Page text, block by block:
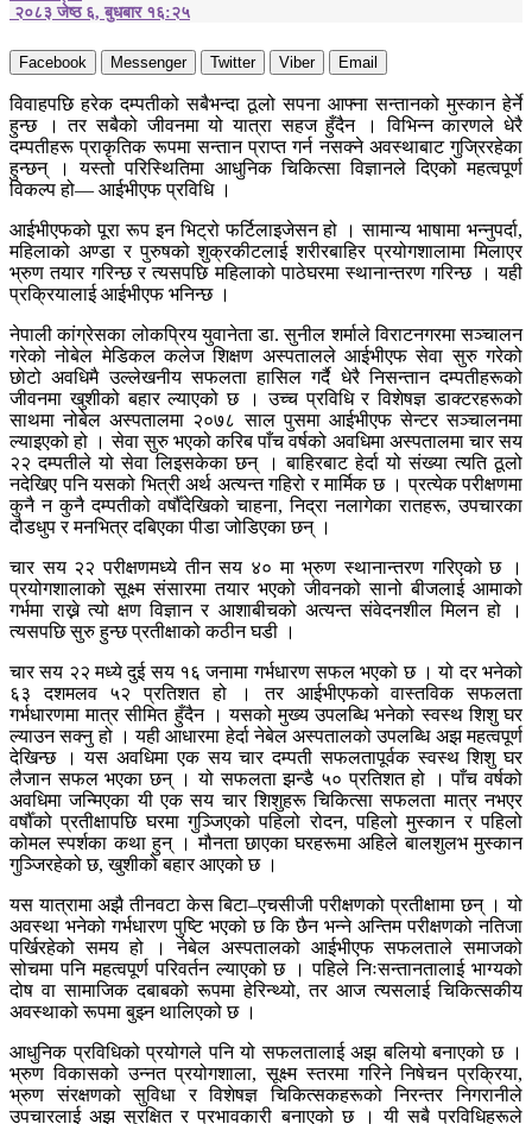
२०८३ जेष्ठ ६, बुधबार १६:२५
Facebook Messenger Twitter Viber Email
विवाहपछि हरेक दम्पतीको सबैभन्दा ठूलो सपना आफ्ना सन्तानको मुस्कान हेर्ने
हुन्छ । तर सबैको जीवनमा यो यात्रा सहज हुँदैन । विभिन्न कारणले धेरै
दम्पतीहरू प्राकृतिक रूपमा सन्तान प्राप्त गर्न नसक्ने अवस्थाबाट गुज्रिरहेका
हुन्छन् । यस्तो परिस्थितिमा आधुनिक चिकित्सा विज्ञानले दिएको महत्वपूर्ण
विकल्प हो— आईभीएफ प्रविधि ।
आईभीएफको पूरा रूप इन भिट्रो फर्टिलाइजेसन हो । सामान्य भाषामा भन्नुपर्दा,
महिलाको अण्डा र पुरुषको शुक्रकीटलाई शरीरबाहिर प्रयोगशालामा मिलाएर
भ्रुण तयार गरिन्छ र त्यसपछि महिलाको पाठेघरमा स्थानान्तरण गरिन्छ । यही
प्रक्रियालाई आईभीएफ भनिन्छ ।
नेपाली कांग्रेसका लोकप्रिय युवानेता डा. सुनील शर्माले विराटनगरमा सञ्चालन
गरेको नोबेल मेडिकल कलेज शिक्षण अस्पतालले आईभीएफ सेवा सुरु गरेको
छोटो अवधिमै उल्लेखनीय सफलता हासिल गर्दै धेरै निसन्तान दम्पतीहरूको
जीवनमा खुशीको बहार ल्याएको छ । उच्च प्रविधि र विशेषज्ञ डाक्टरहरूको
साथमा नोबेल अस्पतालमा २०७८ साल पुसमा आईभीएफ सेन्टर सञ्चालनमा
ल्याइएको हो । सेवा सुरु भएको करिब पाँच वर्षको अवधिमा अस्पतालमा चार सय
२२ दम्पतीले यो सेवा लिइसकेका छन् । बाहिरबाट हेर्दा यो संख्या त्यति ठूलो
नदेखिए पनि यसको भित्री अर्थ अत्यन्त गहिरो र मार्मिक छ । प्रत्येक परीक्षणमा
कुनै न कुनै दम्पतीको वर्षौँदेखिको चाहना, निद्रा नलागेका रातहरू, उपचारका
दौडधुप र मनभित्र दबिएका पीडा जोडिएका छन् ।
चार सय २२ परीक्षणमध्ये तीन सय ४० मा भ्रुण स्थानान्तरण गरिएको छ ।
प्रयोगशालाको सूक्ष्म संसारमा तयार भएको जीवनको सानो बीजलाई आमाको
गर्भमा राख्ने त्यो क्षण विज्ञान र आशाबीचको अत्यन्त संवेदनशील मिलन हो ।
त्यसपछि सुरु हुन्छ प्रतीक्षाको कठीन घडी ।
चार सय २२ मध्ये दुई सय १६ जनामा गर्भधारण सफल भएको छ । यो दर भनेको
६३ दशमलव ५२ प्रतिशत हो । तर आईभीएफको वास्तविक सफलता
गर्भधारणमा मात्र सीमित हुँदैन । यसको मुख्य उपलब्धि भनेको स्वस्थ शिशु घर
ल्याउन सक्नु हो । यही आधारमा हेर्दा नेबेल अस्पतालको उपलब्धि अझ महत्वपूर्ण
देखिन्छ । यस अवधिमा एक सय चार दम्पती सफलतापूर्वक स्वस्थ शिशु घर
लैजान सफल भएका छन् । यो सफलता झन्डै ५० प्रतिशत हो । पाँच वर्षको
अवधिमा जन्मिएका यी एक सय चार शिशुहरू चिकित्सा सफलता मात्र नभएर
वर्षौँको प्रतीक्षापछि घरमा गुञ्जिएको पहिलो रोदन, पहिलो मुस्कान र पहिलो
कोमल स्पर्शका कथा हुन् । मौनता छाएका घरहरूमा अहिले बालशुलभ मुस्कान
गुञ्जिरहेको छ, खुशीको बहार आएको छ ।
यस यात्रामा अझै तीनवटा केस बिटा–एचसीजी परीक्षणको प्रतीक्षामा छन् । यो
अवस्था भनेको गर्भधारण पुष्टि भएको छ कि छैन भन्ने अन्तिम परीक्षणको नतिजा
पर्खिरहेको समय हो । नेबेल अस्पतालको आईभीएफ सफलताले समाजको
सोचमा पनि महत्वपूर्ण परिवर्तन ल्याएको छ । पहिले निःसन्तानतालाई भाग्यको
दोष वा सामाजिक दबाबको रूपमा हेरिन्थ्यो, तर आज त्यसलाई चिकित्सकीय
अवस्थाको रूपमा बुझ्न थालिएको छ ।
आधुनिक प्रविधिको प्रयोगले पनि यो सफलतालाई अझ बलियो बनाएको छ ।
भ्रुण विकासको उन्नत प्रयोगशाला, सूक्ष्म स्तरमा गरिने निषेचन प्रक्रिया,
भ्रुण संरक्षणको सुविधा र विशेषज्ञ चिकित्सकहरूको निरन्तर निगरानीले
उपचारलाई अझ सुरक्षित र प्रभावकारी बनाएको छ । यी सबै प्रविधिहरूले